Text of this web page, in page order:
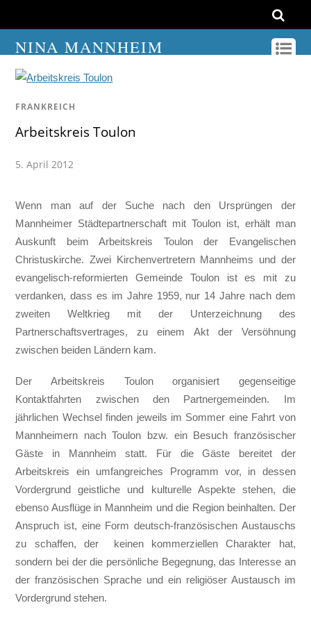
NINA MANNHEIM
FRANKREICH
Arbeitskreis Toulon
5. April 2012
Wenn man auf der Suche nach den Ursprüngen der
Mannheimer Städtepartnerschaft mit Toulon ist, erhält man
Auskunft beim Arbeitskreis Toulon der Evangelischen
Christuskirche. Zwei Kirchenvertretern Mannheims und der
evangelisch-reformierten Gemeinde Toulon ist es mit zu
verdanken, dass es im Jahre 1959, nur 14 Jahre nach dem
zweiten Weltkrieg mit der Unterzeichnung des
Partnerschaftsvertrages, zu einem Akt der Versöhnung
zwischen beiden Ländern kam.
Der Arbeitskreis Toulon organisiert gegenseitige
Kontaktfahrten zwischen den Partnergemeinden. Im
jährlichen Wechsel finden jeweils im Sommer eine Fahrt von
Mannheimern nach Toulon bzw. ein Besuch französischer
Gäste in Mannheim statt. Für die Gäste bereitet der
Arbeitskreis ein umfangreiches Programm vor, in dessen
Vordergrund geistliche und kulturelle Aspekte stehen, die
ebenso Ausflüge in Mannheim und die Region beinhalten. Der
Anspruch ist, eine Form deutsch-französischen Austauschs
zu schaffen, der keinen kommerziellen Charakter hat,
sondern bei der die persönliche Begegnung, das Interesse an
der französischen Sprache und ein religiöser Austausch im
Vordergrund stehen.